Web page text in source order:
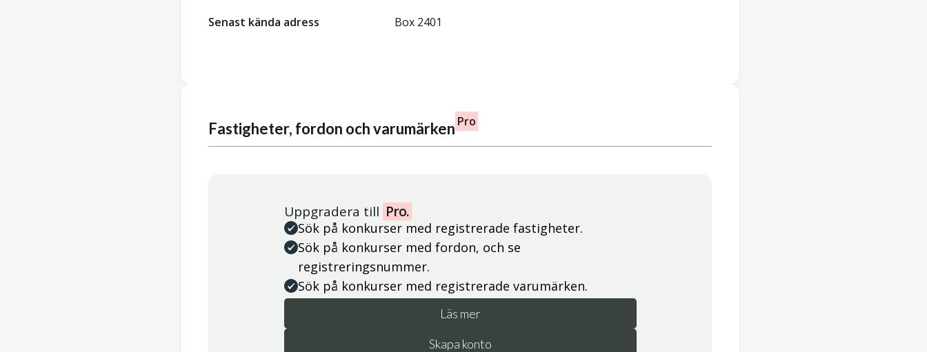
Senast kända adress
Box 2401
Fastigheter, fordon och varumärken Pro
Uppgradera till Pro.
Sök på konkurser med registrerade fastigheter.
Sök på konkurser med fordon, och se
registreringsnummer.
Sök på konkurser med registrerade varumärken.
Läs mer
Skapa konto